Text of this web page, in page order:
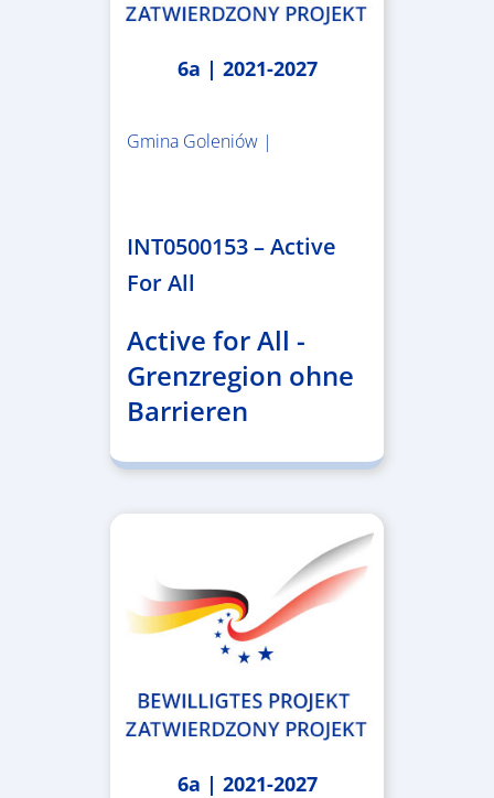
6a | 2021-2027
Gmina Goleniów |
INT0500153 – Active
For All
Active for All -
Grenzregion ohne
Barrieren
6a | 2021-2027